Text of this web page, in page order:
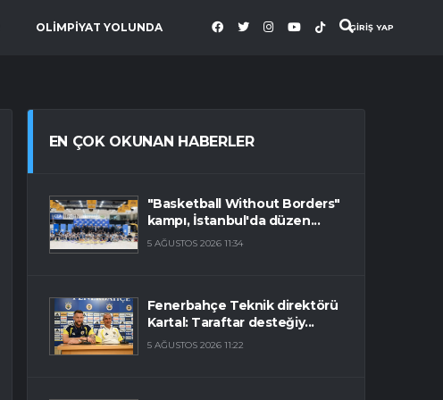
GİRİŞ YAP
OLİMPİYAT YOLUNDA
EN ÇOK OKUNAN HABERLER
"Basketball Without Borders"
kampı, İstanbul'da düzen...
5 AĞUSTOS 2026 11:34
Fenerbahçe Teknik direktörü
Kartal: Taraftar desteğiy...
5 AĞUSTOS 2026 11:22